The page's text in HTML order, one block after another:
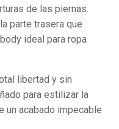
de las piernas.
parte trasera que
ideal para ropa
libertad y sin
para estilizar la
un acabado impecable